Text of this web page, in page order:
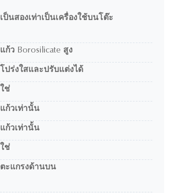
เป็นสองเท่าเป็นเครื่องใช้บนโต๊ะ
แก้ว Borosilicate สูง
โปร่งใสและปรับแต่งได้
ใช่
แก้วเท่านั้น
แก้วเท่านั้น
ใช่
ตะแกรงด้านบน